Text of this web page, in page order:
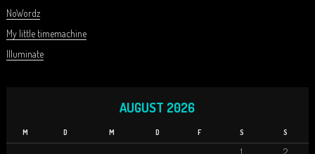
NoWordz
My little timemachine
Illuminate
AUGUST 2026
M D M D F S S